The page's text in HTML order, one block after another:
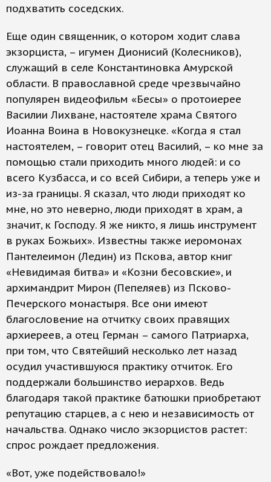
подхватить соседских.
Еще один священник, о котором ходит слава
экзорциста, – игумен Дионисий (Колесников),
служащий в селе Константиновка Амурской
области. В православной среде чрезвычайно
популярен видеофильм «Бесы» о протоиерее
Василии Лихване, настоятеле храма Святого
Иоанна Воина в Новокузнецке. «Когда я стал
настоятелем, – говорит отец Василий, – ко мне за
помощью стали приходить много людей: и со
всего Кузбасса, и со всей Сибири, а теперь уже и
из-за границы. Я сказал, что люди приходят ко
мне, но это неверно, люди приходят в храм, а
значит, к Господу. Я же никто, я лишь инструмент
в руках Божьих». Известны также иеромонах
Пантелеимон (Ледин) из Пскова, автор книг
«Невидимая битва» и «Козни бесовские», и
архимандрит Мирон (Пепеляев) из Псково-
Печерского монастыря. Все они имеют
благословение на отчитку своих правящих
архиереев, а отец Герман – самого Патриарха,
при том, что Святейший несколько лет назад
осудил участившуюся практику отчиток. Его
поддержали большинство иерархов. Ведь
благодаря такой практике батюшки приобретают
репутацию старцев, а с нею и независимость от
начальства. Однако число экзорцистов растет:
спрос рождает предложения.
«Вот, уже подействовало!»